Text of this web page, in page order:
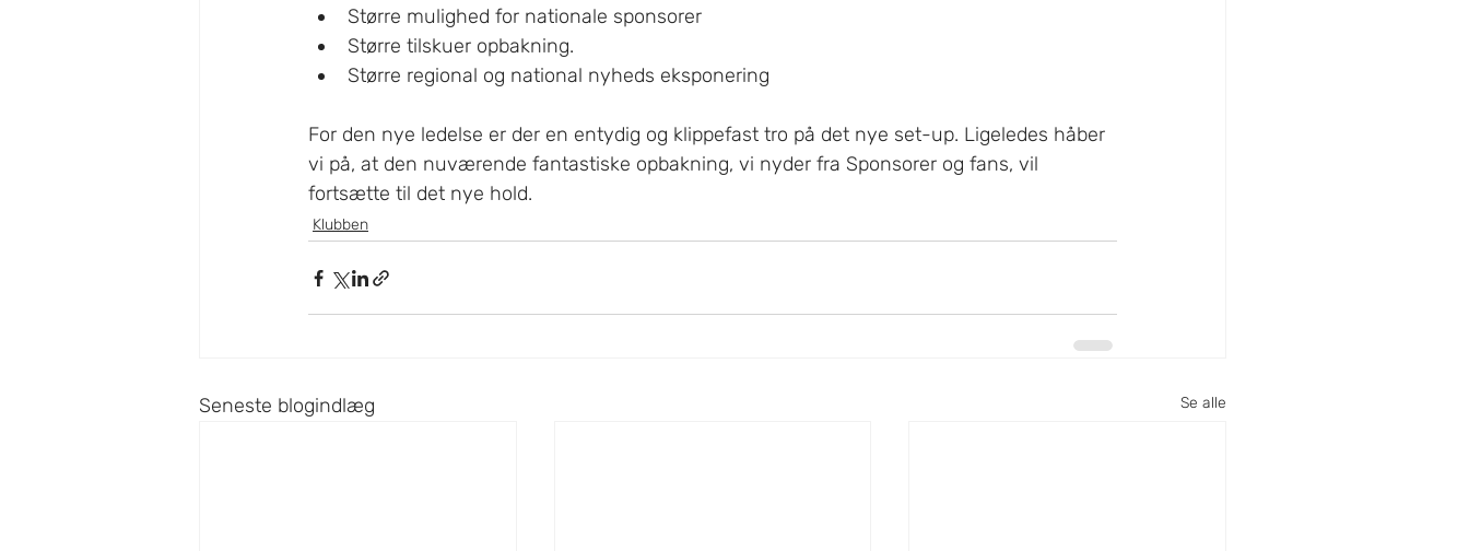
Større mulighed for nationale sponsorer
Større tilskuer opbakning.
Større regional og national nyheds eksponering
For den nye ledelse er der en entydig og klippefast tro på det nye set-up. Ligeledes håber
vi på, at den nuværende fantastiske opbakning, vi nyder fra Sponsorer og fans, vil
fortsætte til det nye hold.
Klubben
Seneste blogindlæg Se alle